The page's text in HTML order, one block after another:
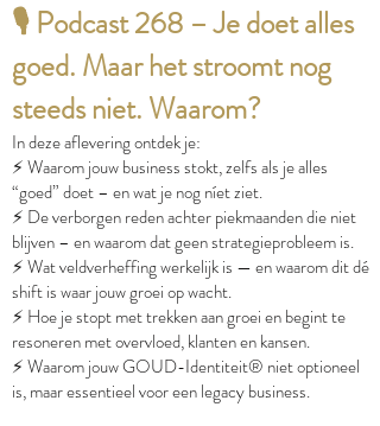
🎙️ Podcast 268 – Je doet alles
goed. Maar het stroomt nog
steeds niet. Waarom?
In deze aflevering ontdek je:
⚡️ Waarom jouw business stokt, zelfs als je alles
“goed” doet – en wat je nog níet ziet.
⚡️ De verborgen reden achter piekmaanden die niet
blijven – en waarom dat geen strategieprobleem is.
⚡️ Wat veldverheffing werkelijk is — en waarom dit dé
shift is waar jouw groei op wacht.
⚡️ Hoe je stopt met trekken aan groei en begint te
resoneren met overvloed, klanten en kansen.
⚡️ Waarom jouw GOUD-Identiteit® niet optioneel
is, maar essentieel voor een legacy business.